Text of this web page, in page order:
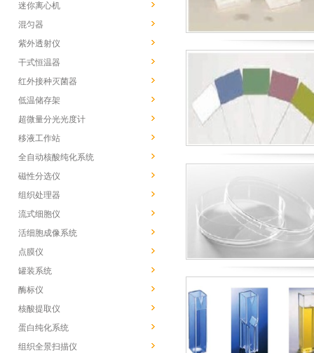
迷你离心机
混匀器
紫外透射仪
干式恒温器
红外接种灭菌器
低温储存架
超微量分光光度计
移液工作站
全自动核酸纯化系统
磁性分选仪
组织处理器
流式细胞仪
活细胞成像系统
点膜仪
罐装系统
酶标仪
核酸提取仪
蛋白纯化系统
组织全景扫描仪